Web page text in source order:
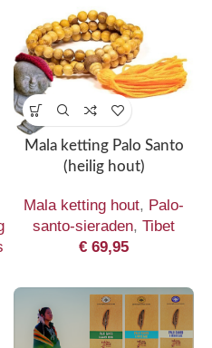
Mala ketting Palo Santo
(heilig hout)
Mala ketting hout, Palo-
santo-sieraden, Tibet
€ 69,95